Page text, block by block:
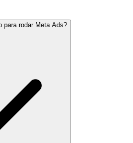
para rodar Meta Ads?